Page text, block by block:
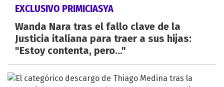
EXCLUSIVO PRIMICIASYA
Wanda Nara tras el fallo clave de la
Justicia italiana para traer a sus hijas:
"Estoy contenta, pero..."